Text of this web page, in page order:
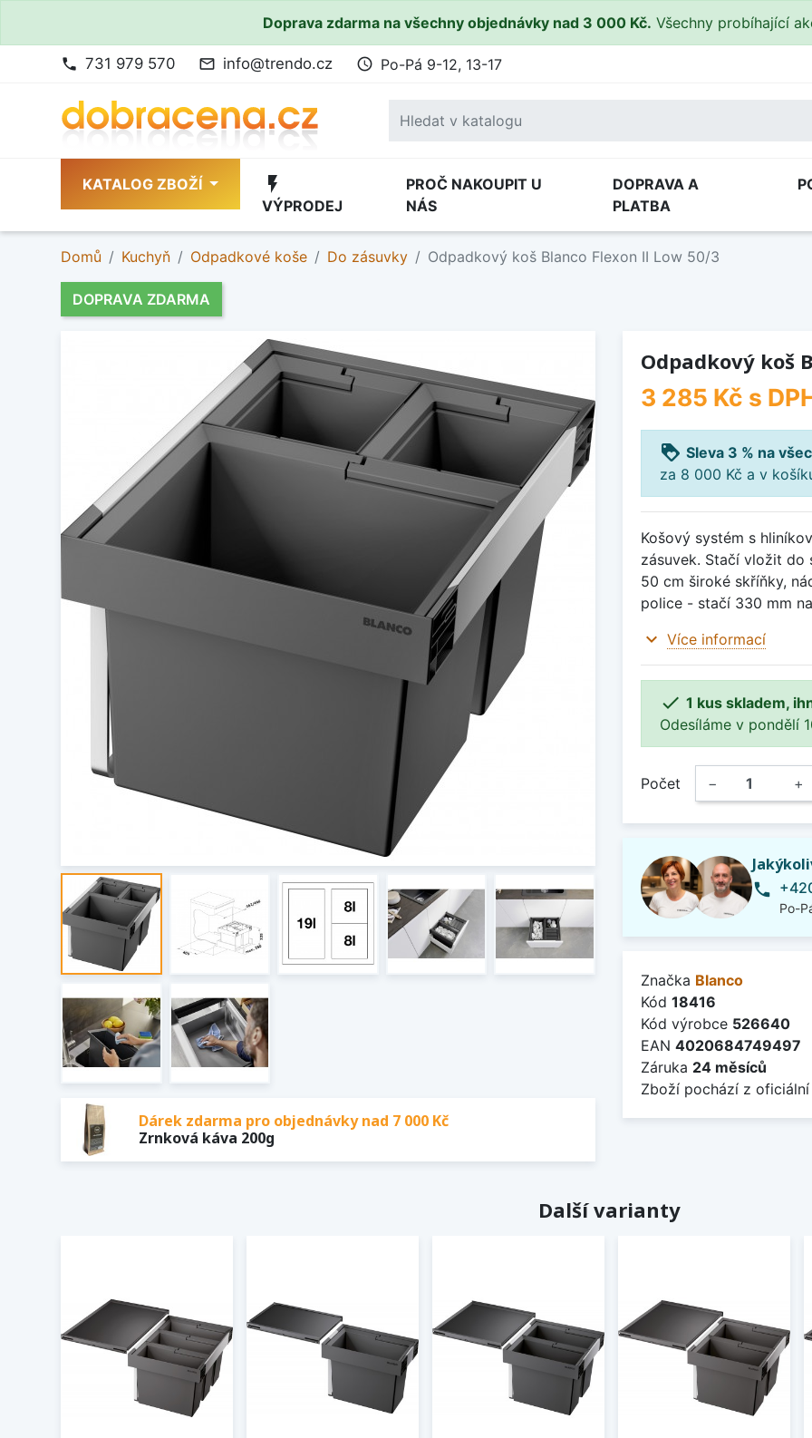
Doprava zdarma na všechny objednávky nad 3 000 Kč. Všechny probíhající
phone 731 979 570 mail_outline info@trendo.cz access_time Po-Pá 9-12, 13-17
KATALOG ZBOŽÍ flash_on
VÝPRODEJ
PROČ NAKOUPIT U
NÁS
DOPRAVA A
PLATBA
Domů Kuchyň Odpadkové koše Do zásuvky Odpadkový koš Blanco Flexon II Low 50/3
DOPRAVA ZDARMA
Dárek zdarma pro objednávky nad 7 000 Kč
Zrnková káva 200g
Odpadkový koš
3 285 Kč s
loyalty Sleva 3 % na
za 8 000 Kč a v
Košový systém s
zásuvek. Stačí vložit do
50 cm široké skříňky,
police - stačí 330 mm
expand_more Více informací
 1 kus skladem,
Odesíláme v pondělí
Počet − +
phone
Po-
Značka Blanco
Kód 18416
Kód výrobce 526640
EAN 4020684749497
Záruka 24 měsíců
Zboží pochází z
Další varianty